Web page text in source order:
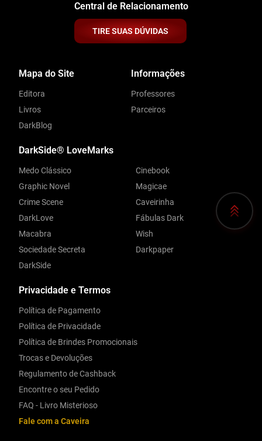
Central de Relacionamento
TIRE SUAS DÚVIDAS
Privacidade e Termos
Política de Pagamento
Política de Privacidade
Política de Brindes Promocionais
Trocas e Devoluções
Regulamento de Cashback
Encontre o seu Pedido
FAQ - Livro Misterioso
Fale com a Caveira
Mapa do Site
Editora
Livros
DarkBlog
Informações
Professores
Parceiros
DarkSide® LoveMarks
Medo Clássico
Graphic Novel
Crime Scene
DarkLove
Macabra
Sociedade Secreta
DarkSide
Cinebook
Magicae
Caveirinha
Fábulas Dark
Wish
Darkpaper